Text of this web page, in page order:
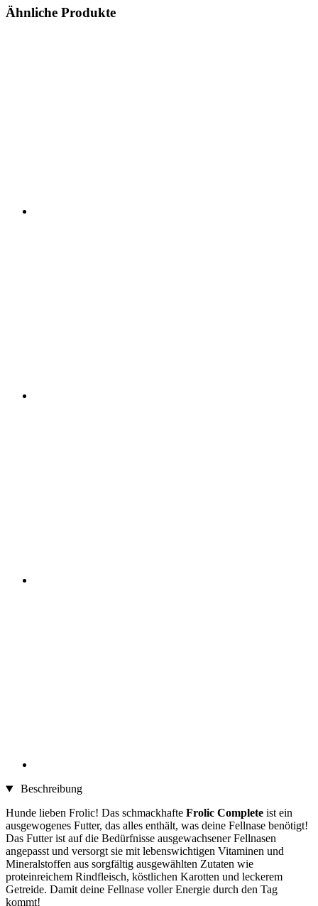
Ähnliche Produkte
Beschreibung
Hunde lieben Frolic! Das schmackhafte Frolic Complete ist ein
ausgewogenes Futter, das alles enthält, was deine Fellnase benötigt!
Das Futter ist auf die Bedürfnisse ausgewachsener Fellnasen
angepasst und versorgt sie mit lebenswichtigen Vitaminen und
Mineralstoffen aus sorgfältig ausgewählten Zutaten wie
proteinreichem Rindfleisch, köstlichen Karotten und leckerem
Getreide. Damit deine Fellnase voller Energie durch den Tag
kommt!